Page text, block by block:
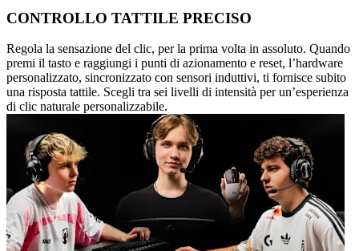
CONTROLLO TATTILE PRECISO
Regola la sensazione del clic, per la prima volta in assoluto. Quando
premi il tasto e raggiungi i punti di azionamento e reset, l’hardware
personalizzato, sincronizzato con sensori induttivi, ti fornisce subito
una risposta tattile. Scegli tra sei livelli di intensità per un’esperienza
di clic naturale personalizzabile.